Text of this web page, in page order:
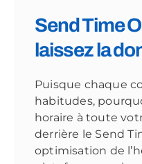
Send Time
laissez la
Puisque chaque
habitudes,
horaire à toute
derrière le Send
optimisation de